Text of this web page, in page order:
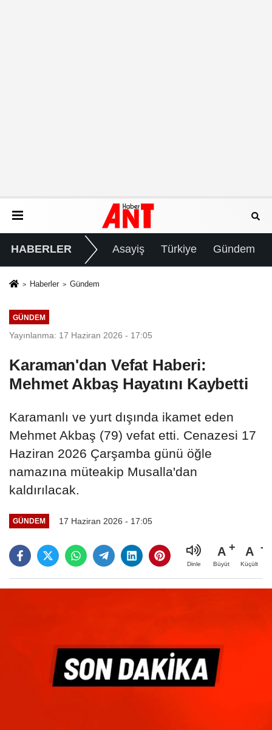
HABERLER Asayiş Türkiye Gündem
Haberler Gündem
GÜNDEM
Yayınlanma: 17 Haziran 2026 - 17:05
Karaman'dan Vefat Haberi:
Mehmet Akbaş Hayatını Kaybetti
Karamanlı ve yurt dışında ikamet eden
Mehmet Akbaş (79) vefat etti. Cenazesi 17
Haziran 2026 Çarşamba günü öğle
namazına müteakip Musalla'dan
kaldırılacak.
GÜNDEM 17 Haziran 2026 - 17:05
Dinle
A
Büyüt
A
Küçült